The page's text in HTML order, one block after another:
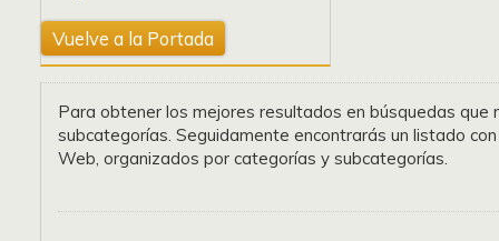
Vuelve a la Portada
Para obtener los mejores resultados en búsquedas
subcategorías. Seguidamente encontrarás un listado
Web, organizados por categorías y subcategorías.